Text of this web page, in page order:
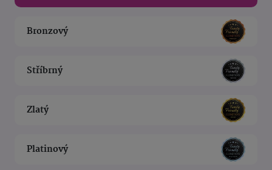
Bronzový
Stříbrný
Zlatý
Platinový